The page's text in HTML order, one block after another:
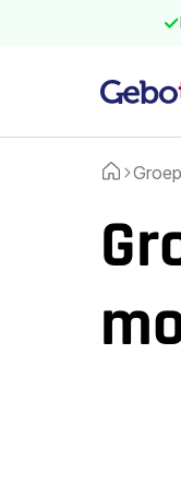
Home